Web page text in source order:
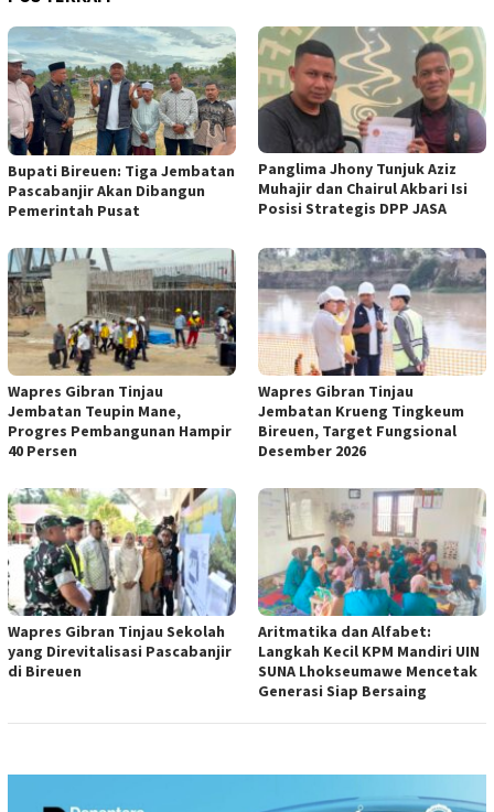
Bupati Bireuen: Tiga Jembatan
Pascabanjir Akan Dibangun
Pemerintah Pusat
Panglima Jhony Tunjuk Aziz
Muhajir dan Chairul Akbari Isi
Posisi Strategis DPP JASA
Wapres Gibran Tinjau
Jembatan Teupin Mane,
Progres Pembangunan Hampir
40 Persen
Wapres Gibran Tinjau
Jembatan Krueng Tingkeum
Bireuen, Target Fungsional
Desember 2026
Wapres Gibran Tinjau Sekolah
yang Direvitalisasi Pascabanjir
di Bireuen
Aritmatika dan Alfabet:
Langkah Kecil KPM Mandiri UIN
SUNA Lhokseumawe Mencetak
Generasi Siap Bersaing